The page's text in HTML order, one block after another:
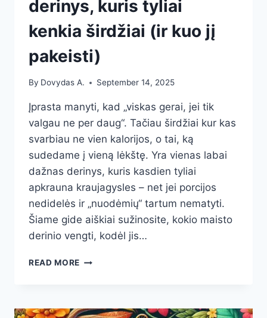
derinys, kuris tyliai
kenkia širdžiai (ir kuo jį
pakeisti)
By Dovydas A. September 14, 2025
Įprasta manyti, kad „viskas gerai, jei tik
valgau ne per daug“. Tačiau širdžiai kur kas
svarbiau ne vien kalorijos, o tai, ką
sudedame į vieną lėkštę. Yra vienas labai
dažnas derinys, kuris kasdien tyliai
apkrauna kraujagysles – net jei porcijos
nedidelės ir „nuodėmių“ tartum nematyti.
Šiame gide aiškiai sužinosite, kokio maisto
derinio vengti, kodėl jis…
READ MORE GYDYTOJOS
MAISTO